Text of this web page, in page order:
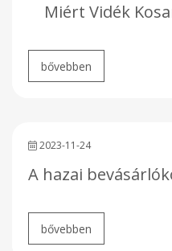
Miért Vidék
2023-11-24
A hazai